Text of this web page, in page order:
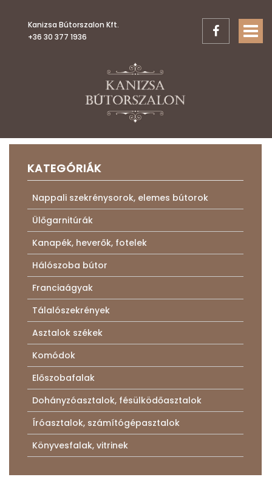
Kanizsa Bútorszalon Kft.
+36 30 377 1936
KATEGÓRIÁK
Nappali szekrénysorok, elemes bútorok
Ülőgarnitúrák
Kanapék, heverők, fotelek
Hálószoba bútor
Franciaágyak
Tálalószekrények
Asztalok székek
Komódok
Előszobafalak
Dohányzóasztalok, fésülködőasztalok
Íróasztalok, számítógépasztalok
Könyvesfalak, vitrinek